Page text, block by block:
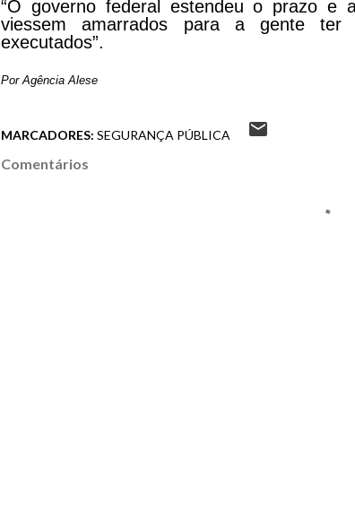
“O governo federal estendeu o prazo e
viessem amarrados para a gente
executados”.
Por Agência Alese
MARCADORES: SEGURANÇA PÚBLICA
Comentários